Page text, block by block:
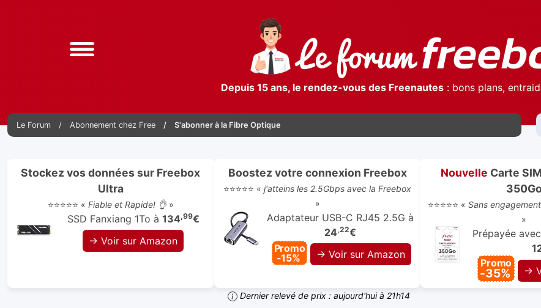
Depuis 15 ans, le rendez-vous des Freenautes: bons plans,
Le Forum Abonnement chez Free S'abonner à la Fibre Optique
Stockez vos données sur Freebox
Ultra
⭐⭐⭐⭐⭐ « Fiable et Rapide! 👌»
SSD Fanxiang 1To à 134,99€
→ Voir sur Amazon
Boostez votre connexion Freebox
⭐⭐⭐⭐⭐ « j'atteins les 2.5Gbps avec la Freebox
»
Adaptateur USB-C RJ45 2.5G à
24,22€
Promo
-15%
→ Voir sur Amazon
Nouvelle Carte
350Go
⭐⭐⭐⭐⭐ « Sans
»
Prépayée
Promo
-35% →
Dernier relevé de prix : aujourd'hui à 21h14